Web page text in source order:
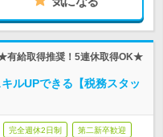
有給取得推奨！5連休取得OK★
ルUPできる【税務スタッ
完全週休2日制 第二新卒歓迎